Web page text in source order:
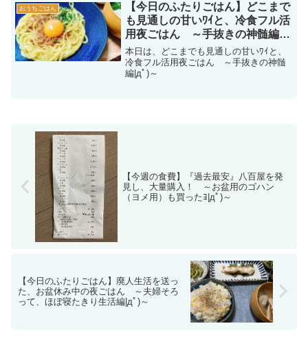
おうちごはん
【今日のふたりごはん】どこまで
も見通しの甘いﾜｲと、冷食フル活
用夜ごはん ～手抜きの神髄編|
дﾟ)～
本日は、どこまでも見通しの甘いﾜｲと、
冷食フル活用夜ごはん ～手抜きの神髄
編|дﾟ)～
【今週の食費】『過去最安』八百屋を発
見し、大量購入！ ～お盆用のゴハン
（ヨメ用）も買ったﾖ|дﾟ)～
【今日のふたりごはん】廃人生活を送っ
た、お盆休み中の夜ごはん ～夫婦そろ
って、ほぼ寝たきり生活編|дﾟ)～